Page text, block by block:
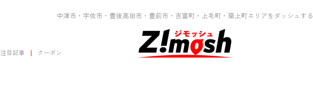
中津市・宇佐市・豊後高田市・豊前市・吉富町・上毛町・築上町エリアをダッシュする
注目記事 クーポン